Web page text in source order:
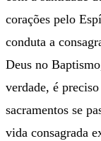
corações pelo
conduta a
Deus no
verdade, é
sacramentos se
vida consagrada